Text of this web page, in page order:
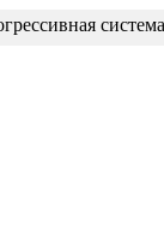
система